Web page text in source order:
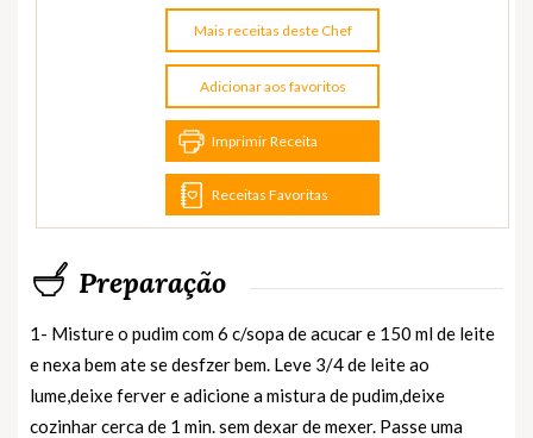
Mais receitas deste Chef
Adicionar aos favoritos
Imprimir Receita
Receitas Favoritas
Preparação
1- Misture o pudim com 6 c/sopa de acucar e 150 ml de leite
e nexa bem ate se desfzer bem. Leve 3/4 de leite ao
lume,deixe ferver e adicione a mistura de pudim,deixe
cozinhar cerca de 1 min. sem dexar de mexer. Passe uma